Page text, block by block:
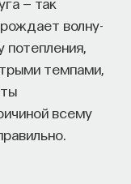
волну-
темпами,
всему